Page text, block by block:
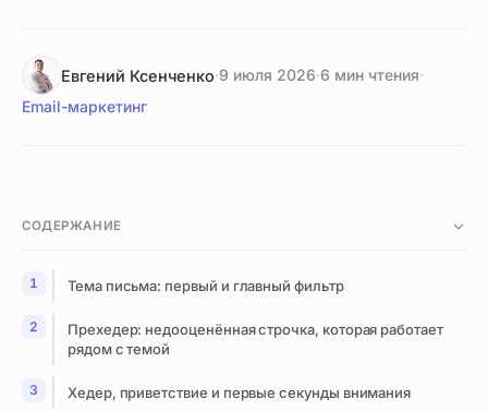
Евгений Ксенченко·9 июля 2026·6 мин чтения·
Email-маркетинг
СОДЕРЖАНИЕ
Тема письма: первый и главный фильтр
Прехедер: недооценённая строчка, которая работает
рядом с темой
Хедер, приветствие и первые секунды внимания